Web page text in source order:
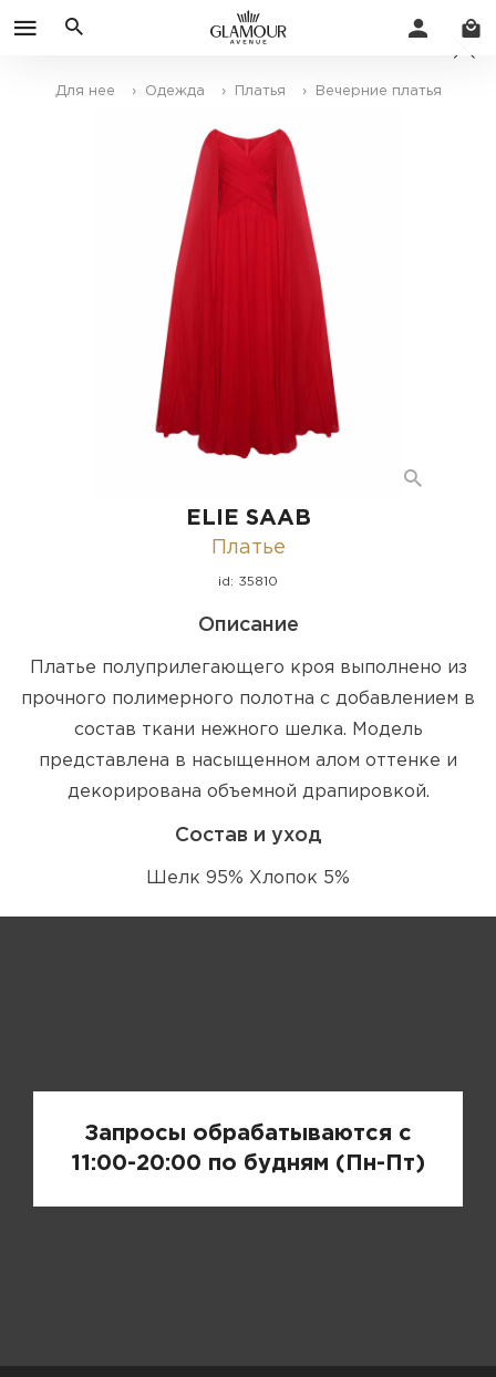
Для нее › Одежда › Платья › Вечерние платья
ELIE SAAB
Платье
id: 35810
Описание
Платье полуприлегающего кроя выполнено из
прочного полимерного полотна с добавлением в
состав ткани нежного шелка. Модель
представлена в насыщенном алом оттенке и
декорирована объемной драпировкой.
Состав и уход
Шелк 95% Хлопок 5%
Запросы обрабатываются с
11:00-20:00 по будням (Пн-Пт)